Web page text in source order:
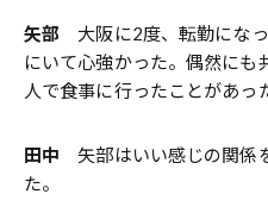
矢部 大阪に2度、転勤にな
にいて心強かった。偶然にも
人で食事に行ったことがあっ
田中 矢部はいい感じの関係
た。